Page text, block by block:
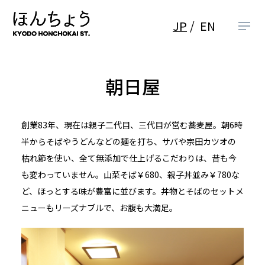
JP EN
朝日屋
創業83年、現在は親子二代目、三代目が営む蕎麦屋。朝6時
半からそばやうどんなどの麺を打ち、サバや宗田カツオの
枯れ節を使い、全て無添加で仕上げるこだわりは、昔も今
も変わっていません。山菜そば￥680、親子丼並み￥780な
ど、ほっとする味が豊富に並びます。丼物とそばのセットメ
ニューもリーズナブルで、お腹も大満足。